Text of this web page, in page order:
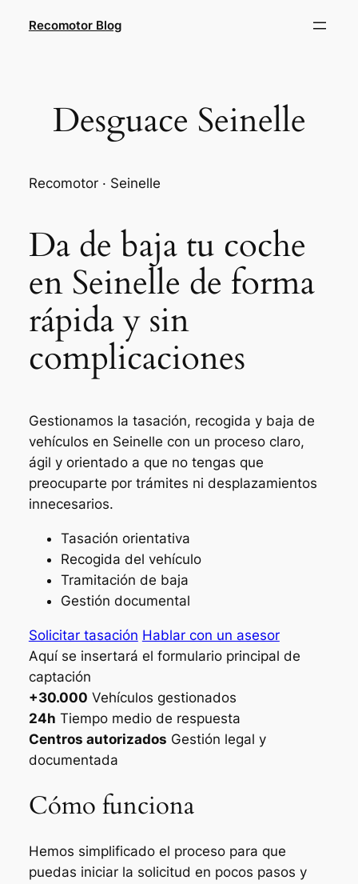
Recomotor Blog
Desguace Seinelle
Recomotor · Seinelle
Da de baja tu coche
en Seinelle de forma
rápida y sin
complicaciones
Gestionamos la tasación, recogida y baja de
vehículos en Seinelle con un proceso claro,
ágil y orientado a que no tengas que
preocuparte por trámites ni desplazamientos
innecesarios.
Tasación orientativa
Recogida del vehículo
Tramitación de baja
Gestión documental
Solicitar tasación Hablar con un asesor
Aquí se insertará el formulario principal de
captación
+30.000 Vehículos gestionados
24h Tiempo medio de respuesta
Centros autorizados Gestión legal y
documentada
Cómo funciona
Hemos simplificado el proceso para que
puedas iniciar la solicitud en pocos pasos y